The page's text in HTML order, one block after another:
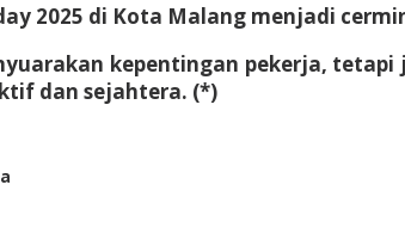
2025 di Kota Malang menjadi
kepentingan pekerja,
dan sejahtera. (*)